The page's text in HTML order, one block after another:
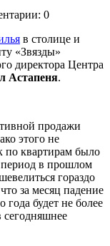
0
в столице и
«Звязды»
директора Центра
Астапеня.
продажи
этого не
по квартирам было
период в прошлом
гораздо
за месяц падение
будет не более